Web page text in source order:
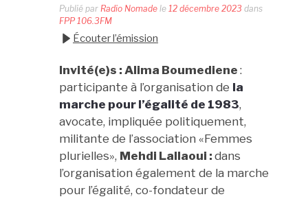
Publié par Radio Nomadele 12 décembre 2023dans
FPP 106.3FM
Écouter l’émission
Invité(e)s : Alima Boumediene :
participante à l’organisation de la
marche pour l’égalité de 1983,
avocate, impliquée politiquement,
militante de l’association «Femmes
plurielles», Mehdi Lallaoui : dans
l’organisation également de la marche
pour l’égalité, co-fondateur de